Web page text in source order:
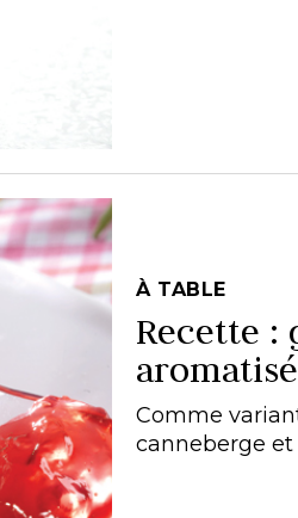
À TABLE
Recette :
Comme
canneberge et